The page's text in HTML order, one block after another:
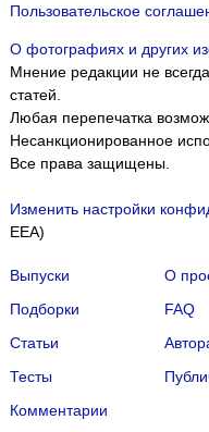
Пользовательское
О фотографиях и других
Мнение редакции не
статей.
Любая перепечатка
Несанкционированное
Все права защищены.
Изменить настройки
EEA)
Выпуски
Подборки
Статьи
Тесты
Комментарии
О
FAQ